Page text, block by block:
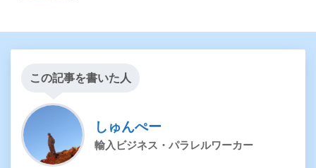
この記事を書いた人
しゅんぺー
輸入ビジネス・パラレルワーカー